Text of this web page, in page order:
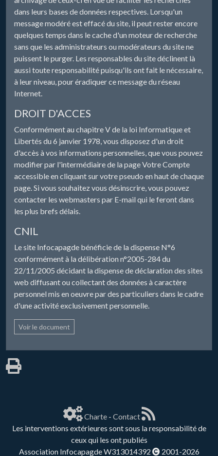
dans leurs bases de données respectives. Lorsqu'un
message modéré est effacé du site, il peut rester encore
quelques temps dans le cache d'un moteur de recherche
sans que les administrateurs ou modérateurs du site ne
puissent le purger. Les responsables du site déclinent là
aussi toute responsabilité puisqu'ils ont fait le nécessaire,
à leur niveau, pour éradiquer ce message du réseau
Internet.
DROIT D'ACCES
Conformément au chapitre V de la loi Informatique et
Libertés du 6 janvier 1978, vous disposez d'un droit
d'accès à vos informations personnelles, que vous pouvez
modifier par l'intermédiaire de la page Votre Compte
accessible en cliquant sur votre pseudo en haut de chaque
page. Si vous souhaitez vous désinscrire, vous pouvez
contacter les webmasters par E-mail qui le feront dans
les plus brefs délais.
CNIL
Le site Infocapagde bénéficie de la dispense N°6
conformément à la délibération n°2005-284 du
22/11/2005 décidant la dispense de déclaration des sites
web diffusant ou collectant des données à caractère
personnel mis en oeuvre par des particuliers dans le cadre
d'une activité exclusivement personnelle.
Voir le document
Charte- Contact
Les interventions extérieures sont sous la responsabilité de
ceux qui les ont publiés
Association Infocapagde W313014392
2001-2026